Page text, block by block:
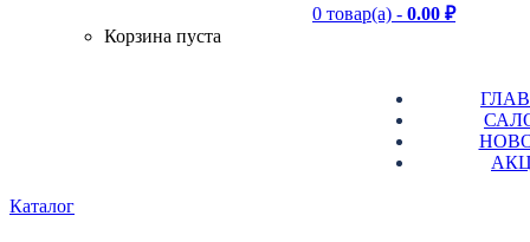
0 товар(а) - 0.00 ₽
Корзина пуста
Каталог